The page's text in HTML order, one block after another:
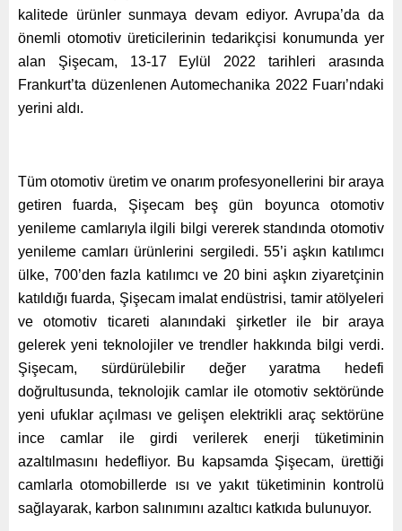
kalitede ürünler sunmaya devam ediyor. Avrupa’da da
önemli otomotiv üreticilerinin tedarikçisi konumunda yer
alan Şişecam, 13-17 Eylül 2022 tarihleri arasında
Frankurt’ta düzenlenen Automechanika 2022 Fuarı’ndaki
yerini aldı.
Tüm otomotiv üretim ve onarım profesyonellerini bir araya
getiren fuarda, Şişecam beş gün boyunca otomotiv
yenileme camlarıyla ilgili bilgi vererek standında otomotiv
yenileme camları ürünlerini sergiledi. 55’i aşkın katılımcı
ülke, 700’den fazla katılımcı ve 20 bini aşkın ziyaretçinin
katıldığı fuarda, Şişecam imalat endüstrisi, tamir atölyeleri
ve otomotiv ticareti alanındaki şirketler ile bir araya
gelerek yeni teknolojiler ve trendler hakkında bilgi verdi.
Şişecam, sürdürülebilir değer yaratma hedefi
doğrultusunda, teknolojik camlar ile otomotiv sektöründe
yeni ufuklar açılması ve gelişen elektrikli araç sektörüne
ince camlar ile girdi verilerek enerji tüketiminin
azaltılmasını hedefliyor. Bu kapsamda Şişecam, ürettiği
camlarla otomobillerde ısı ve yakıt tüketiminin kontrolü
sağlayarak, karbon salınımını azaltıcı katkıda bulunuyor.